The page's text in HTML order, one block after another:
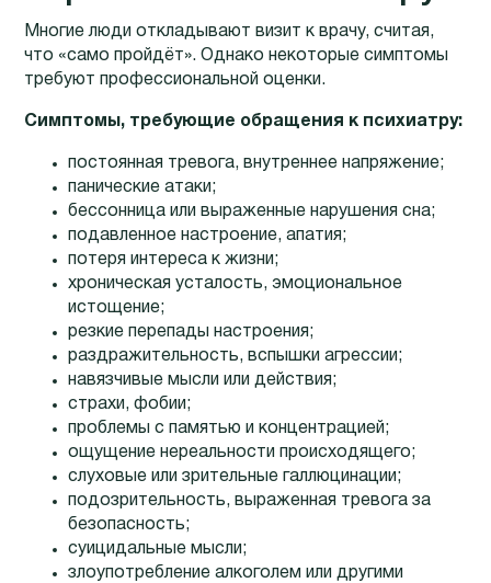
Многие люди откладывают визит к врачу, считая,
что «само пройдёт». Однако некоторые симптомы
требуют профессиональной оценки.
Симптомы, требующие обращения к психиатру:
постоянная тревога, внутреннее напряжение;
панические атаки;
бессонница или выраженные нарушения сна;
подавленное настроение, апатия;
потеря интереса к жизни;
хроническая усталость, эмоциональное
истощение;
резкие перепады настроения;
раздражительность, вспышки агрессии;
навязчивые мысли или действия;
страхи, фобии;
проблемы с памятью и концентрацией;
ощущение нереальности происходящего;
слуховые или зрительные галлюцинации;
подозрительность, выраженная тревога за
безопасность;
суицидальные мысли;
злоупотребление алкоголем или другими